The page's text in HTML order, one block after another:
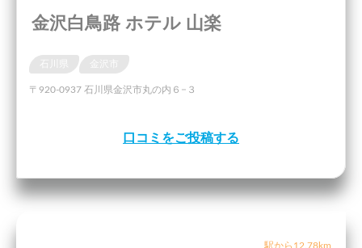
金沢白鳥路 ホテル 山楽
石川県
〒920-0937 石川県金沢市丸の内６−３
口コミをご投稿する
駅から12.78km